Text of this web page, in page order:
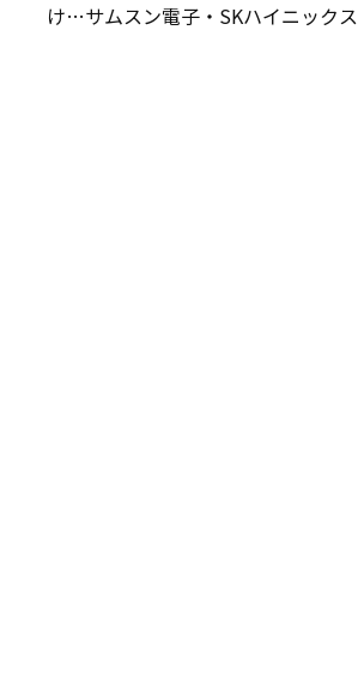
け…サムスン電子・SKハイニック